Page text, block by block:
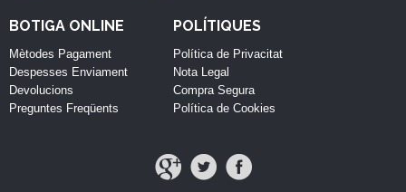
BOTIGA ONLINE
Mètodes Pagament
Despesses Enviament
Devolucions
Preguntes Freqüents
POLÍTIQUES
Política de Privacitat
Nota Legal
Compra Segura
Política de Cookies